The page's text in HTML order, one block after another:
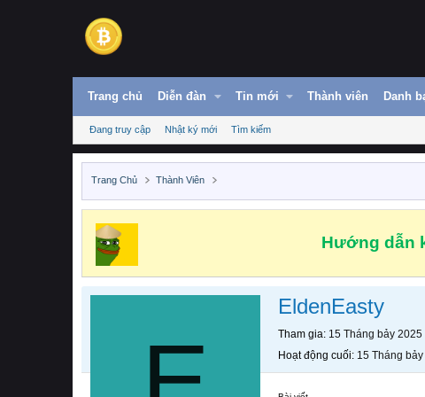
Trang chủ Diễn đàn Tin mới Thành viên Danh
Đang truy cập Nhật ký mới Tìm kiếm
Trang Chủ Thành Viên
Hướng dẫn
EldenEasty
Tham gia 15 Tháng bảy 2025
Hoạt động cuối 15 Tháng